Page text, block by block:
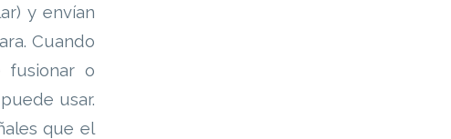
y envían
Cuando
fusionar o
usar.
que el